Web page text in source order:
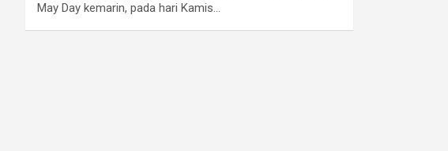
May Day kemarin, pada hari Kamis…